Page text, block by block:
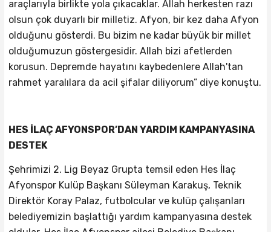
araçlarıyla birlikte yola çıkacaklar. Allah herkesten razı
olsun çok duyarlı bir milletiz. Afyon, bir kez daha Afyon
olduğunu gösterdi. Bu bizim ne kadar büyük bir millet
olduğumuzun göstergesidir. Allah bizi afetlerden
korusun. Depremde hayatını kaybedenlere Allah'tan
rahmet yaralılara da acil şifalar diliyorum” diye konuştu.
HES İLAÇ AFYONSPOR’DAN YARDIM KAMPANYASINA
DESTEK
Şehrimizi 2. Lig Beyaz Grupta temsil eden Hes İlaç
Afyonspor Kulüp Başkanı Süleyman Karakuş, Teknik
Direktör Koray Palaz, futbolcular ve kulüp çalışanları
belediyemizin başlattığı yardım kampanyasına destek